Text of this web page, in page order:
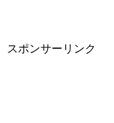
スポンサーリンク